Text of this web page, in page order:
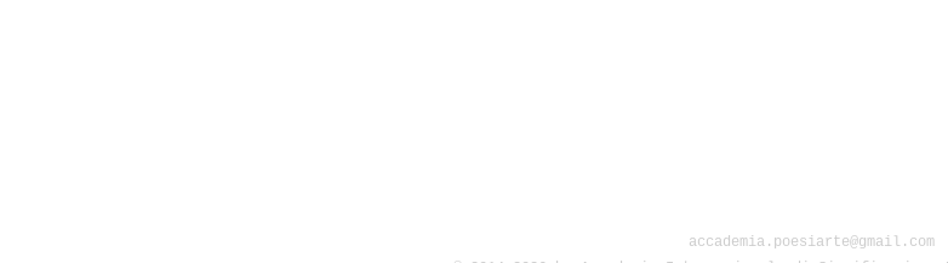
accademia.poesiarte@gmail.com